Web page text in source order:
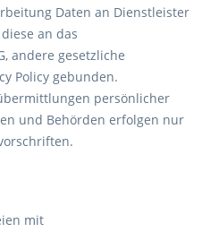
Daten an Dienstleister
an das
andere gesetzliche
Policy gebunden.
persönlicher
und Behörden erfolgen nur
mit